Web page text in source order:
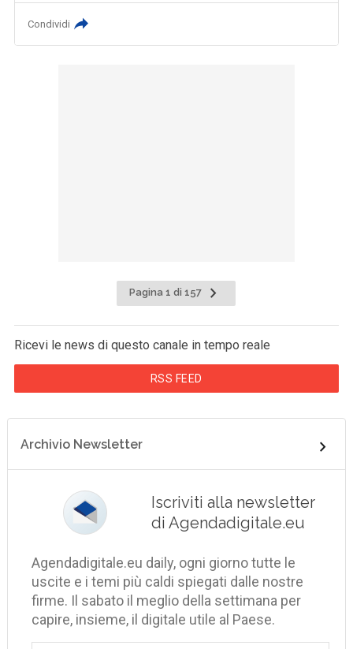
Condividi
Pagina 1 di 157
Ricevi le news di questo canale in tempo reale
RSS FEED
Archivio Newsletter
Iscriviti alla newsletter
di Agendadigitale.eu
Agendadigitale.eu daily, ogni giorno tutte le
uscite e i temi più caldi spiegati dalle nostre
firme. Il sabato il meglio della settimana per
capire, insieme, il digitale utile al Paese.